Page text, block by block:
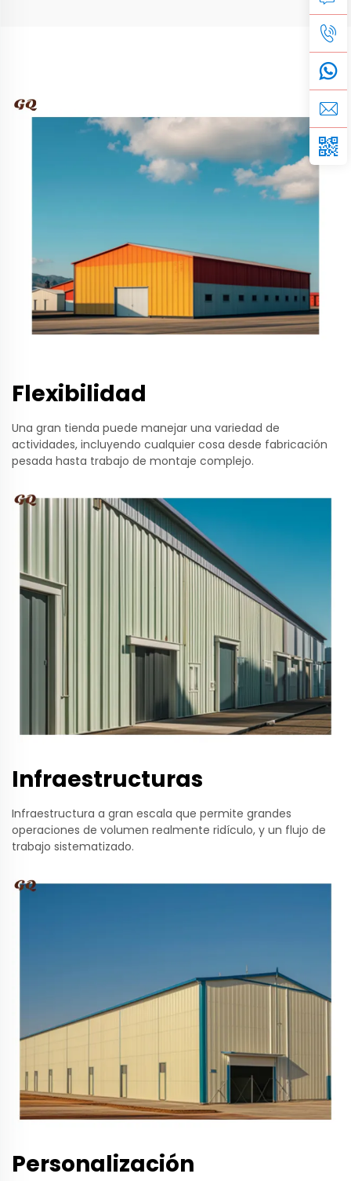
Flexibilidad
Una gran tienda puede manejar una variedad de
actividades, incluyendo cualquier cosa desde fabricación
pesada hasta trabajo de montaje complejo.
Infraestructuras
Infraestructura a gran escala que permite grandes
operaciones de volumen realmente ridículo, y un flujo de
trabajo sistematizado.
Personalización